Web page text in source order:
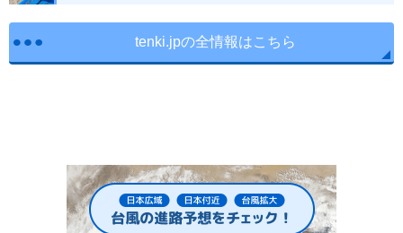
tenki.jpの全情報はこちら